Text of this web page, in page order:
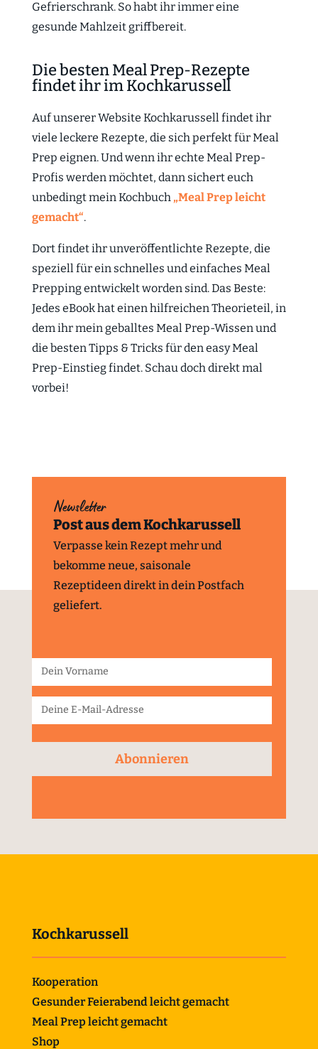
Gefrierschrank. So habt ihr immer eine
gesunde Mahlzeit griffbereit.
Die besten Meal Prep-Rezepte
findet ihr im Kochkarussell
Auf unserer Website Kochkarussell findet ihr
viele leckere Rezepte, die sich perfekt für Meal
Prep eignen. Und wenn ihr echte Meal Prep-
Profis werden möchtet, dann sichert euch
unbedingt mein Kochbuch „Meal Prep leicht
gemacht“.
Dort findet ihr unveröffentlichte Rezepte, die
speziell für ein schnelles und einfaches Meal
Prepping entwickelt worden sind. Das Beste:
Jedes eBook hat einen hilfreichen Theorieteil, in
dem ihr mein geballtes Meal Prep-Wissen und
die besten Tipps & Tricks für den easy Meal
Prep-Einstieg findet. Schau doch direkt mal
vorbei!
Newsletter
Post aus dem Kochkarussell
Verpasse kein Rezept mehr und
bekomme neue, saisonale
Rezeptideen direkt in dein Postfach
geliefert.
Abonnieren
Kochkarussell
Kooperation
Gesunder Feierabend leicht gemacht
Meal Prep leicht gemacht
Shop